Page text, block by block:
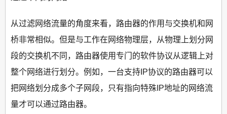
从过滤网络流量的角度来看，路由器的作用与交换机和网
桥非常相似。但是与工作在网络物理层，从物理上划分网
段的交换机不同，路由器使用专门的软件协议从逻辑上对
整个网络进行划分。例如，一台支持IP协议的路由器可以
把网络划分成多个子网段，只有指向特殊IP地址的网络流
量才可以通过路由器。